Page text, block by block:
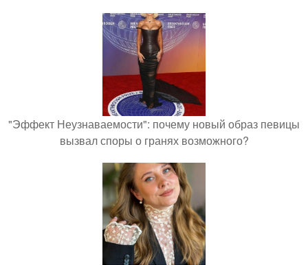
"Эффект Неузнаваемости": почему новый образ певицы
вызвал споры о гранях возможного?